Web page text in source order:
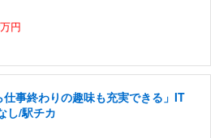
円
仕事終わりの趣味も充実できる」IT
し/駅チカ